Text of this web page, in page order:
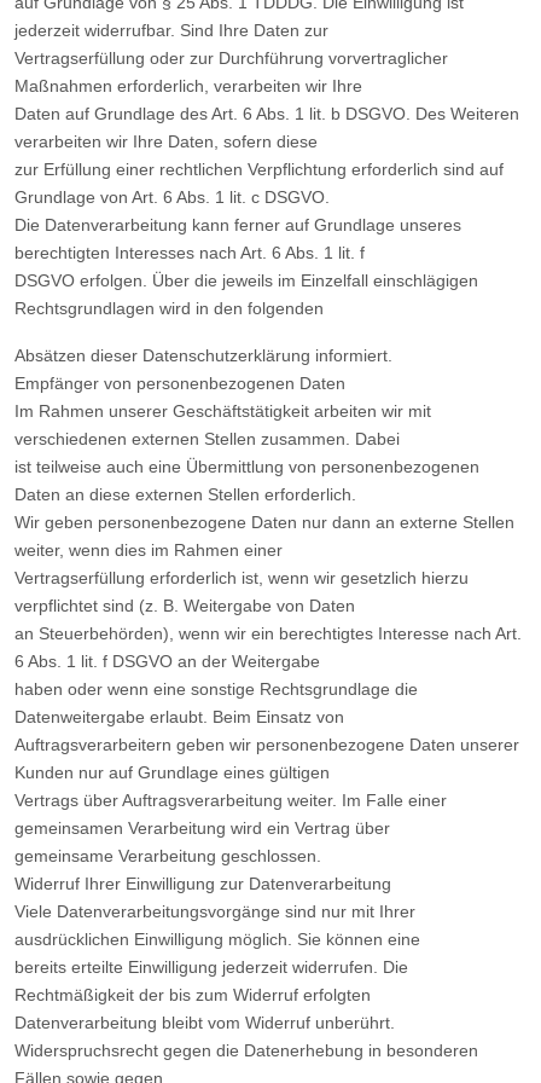
jederzeit widerrufbar. Sind Ihre Daten zur
Vertragserfüllung oder zur Durchführung vorvertraglicher
Maßnahmen erforderlich, verarbeiten wir Ihre
Daten auf Grundlage des Art. 6 Abs. 1 lit. b DSGVO. Des Weiteren
verarbeiten wir Ihre Daten, sofern diese
zur Erfüllung einer rechtlichen Verpflichtung erforderlich sind auf
Grundlage von Art. 6 Abs. 1 lit. c DSGVO.
Die Datenverarbeitung kann ferner auf Grundlage unseres
berechtigten Interesses nach Art. 6 Abs. 1 lit. f
DSGVO erfolgen. Über die jeweils im Einzelfall einschlägigen
Rechtsgrundlagen wird in den folgenden
Absätzen dieser Datenschutzerklärung informiert.
Empfänger von personenbezogenen Daten
Im Rahmen unserer Geschäftstätigkeit arbeiten wir mit
verschiedenen externen Stellen zusammen. Dabei
ist teilweise auch eine Übermittlung von personenbezogenen
Daten an diese externen Stellen erforderlich.
Wir geben personenbezogene Daten nur dann an externe Stellen
weiter, wenn dies im Rahmen einer
Vertragserfüllung erforderlich ist, wenn wir gesetzlich hierzu
verpflichtet sind (z. B. Weitergabe von Daten
an Steuerbehörden), wenn wir ein berechtigtes Interesse nach Art.
6 Abs. 1 lit. f DSGVO an der Weitergabe
haben oder wenn eine sonstige Rechtsgrundlage die
Datenweitergabe erlaubt. Beim Einsatz von
Auftragsverarbeitern geben wir personenbezogene Daten unserer
Kunden nur auf Grundlage eines gültigen
Vertrags über Auftragsverarbeitung weiter. Im Falle einer
gemeinsamen Verarbeitung wird ein Vertrag über
gemeinsame Verarbeitung geschlossen.
Widerruf Ihrer Einwilligung zur Datenverarbeitung
Viele Datenverarbeitungsvorgänge sind nur mit Ihrer
ausdrücklichen Einwilligung möglich. Sie können eine
bereits erteilte Einwilligung jederzeit widerrufen. Die
Rechtmäßigkeit der bis zum Widerruf erfolgten
Datenverarbeitung bleibt vom Widerruf unberührt.
Widerspruchsrecht gegen die Datenerhebung in besonderen
Fällen sowie gegen